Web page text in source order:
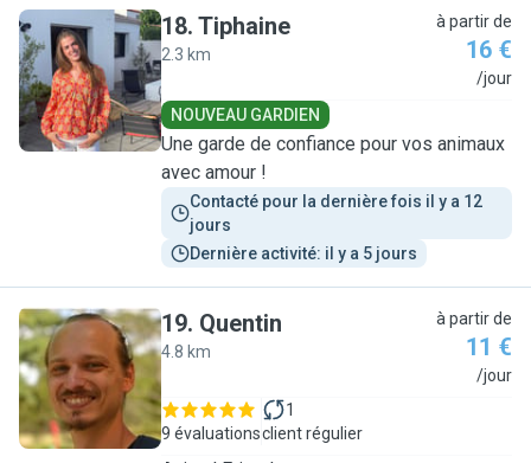
T
18. Tiphaine
2.3 km
à partir de
16 €
/jour
NOUVEAU GARDIEN
Une garde de confiance pour vos animaux
avec amour !
Contacté pour la dernière fois il y a 12
jours
Dernière activité: il y a 5 jours
Q
19. Quentin
4.8 km
à partir de
11 €
/jour
9 évaluations
1
client régulier